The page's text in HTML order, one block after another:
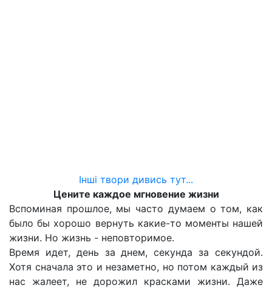
Інші твори дивись тут...
Цените каждое мгновение жизни
Вспоминая прошлое, мы часто думаем о том, как
было бы хорошо вернуть какие-то моменты нашей
жизни. Но жизнь - неповторимое.
Время идет, день за днем, секунда за секундой.
Хотя сначала это и незаметно, но потом каждый из
нас жалеет, не дорожил красками жизни. Даже